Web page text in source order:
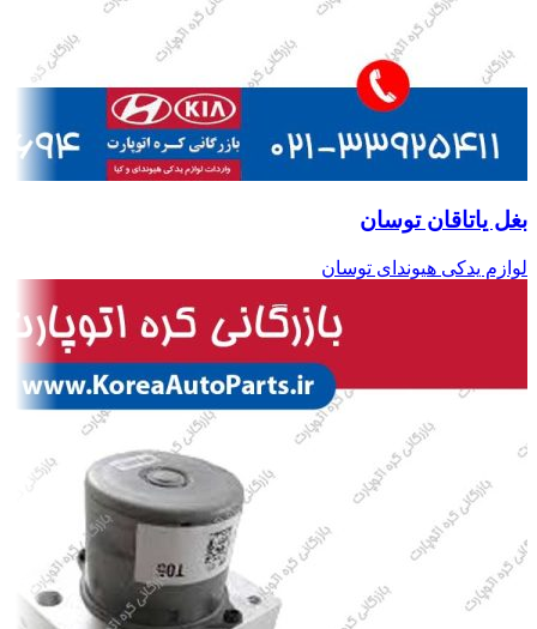
بغل یاتاقان توسان
لوازم یدکی هیوندای توسان